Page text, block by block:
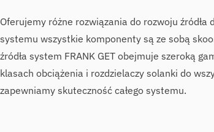
Oferujemy różne rozwiązania do rozwoju
systemu wszystkie komponenty są ze sobą
źródła system FRANK GET obejmuje szeroką
klasach obciążenia i rozdzielaczy solanki do
zapewniamy skuteczność całego systemu.